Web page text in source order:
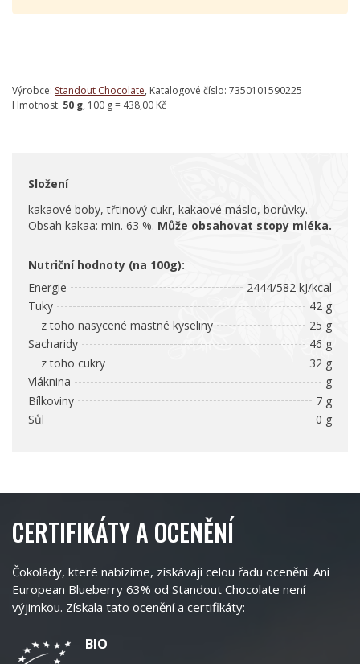
Výrobce: Standout Chocolate, Katalogové číslo: 7350101590225
Hmotnost: 50 g, 100 g = 438,00 Kč
Složení
kakaové boby, třtinový cukr, kakaové máslo, borůvky.
Obsah kakaa: min. 63 %. Může obsahovat stopy mléka.
Nutriční hodnoty (na 100g):
Energie
2444/582 kJ/kcal
Tuky
42 g
z toho nasycené mastné kyseliny
25 g
Sacharidy
46 g
z toho cukry
32 g
Vláknina
g
Bílkoviny
7 g
Sůl
0 g
CERTIFIKÁTY A OCENĚNÍ
Čokolády, které nabízíme, získávají celou řadu ocenění. Ani
European Blueberry 63% od Standout Chocolate není
výjimkou. Získala tato ocenění a certifikáty:
BIO